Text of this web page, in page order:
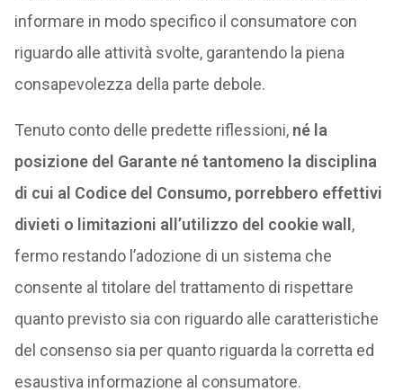
informare in modo specifico il consumatore con
riguardo alle attività svolte, garantendo la piena
consapevolezza della parte debole.
Tenuto conto delle predette riflessioni, né la
posizione del Garante né tantomeno la disciplina
di cui al Codice del Consumo, porrebbero effettivi
divieti o limitazioni all’utilizzo del cookie wall,
fermo restando l’adozione di un sistema che
consente al titolare del trattamento di rispettare
quanto previsto sia con riguardo alle caratteristiche
del consenso sia per quanto riguarda la corretta ed
esaustiva informazione al consumatore.